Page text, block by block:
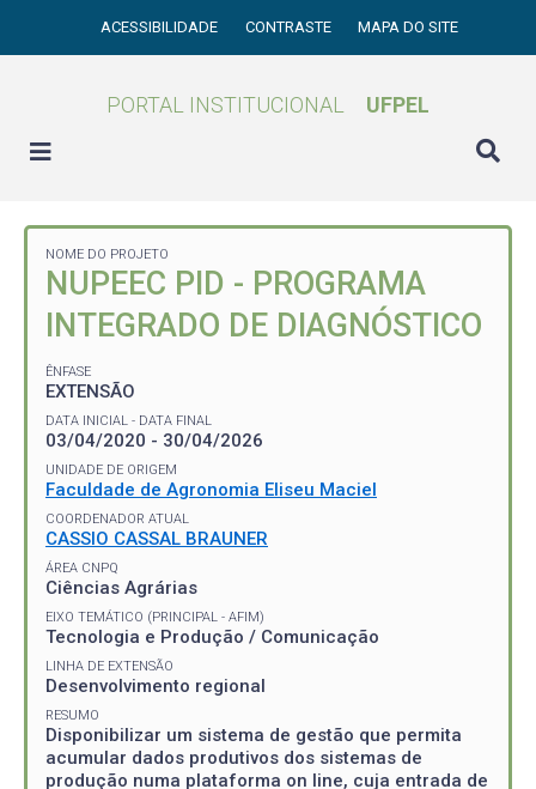
ACESSIBILIDADE CONTRASTE MAPA DO SITE
PORTAL INSTITUCIONAL UFPEL
NOME DO PROJETO
NUPEEC PID - PROGRAMA
INTEGRADO DE DIAGNÓSTICO
ÊNFASE
EXTENSÃO
DATA INICIAL - DATA FINAL
03/04/2020 - 30/04/2026
UNIDADE DE ORIGEM
Faculdade de Agronomia Eliseu Maciel
COORDENADOR ATUAL
CASSIO CASSAL BRAUNER
ÁREA CNPQ
Ciências Agrárias
EIXO TEMÁTICO (PRINCIPAL - AFIM)
Tecnologia e Produção / Comunicação
LINHA DE EXTENSÃO
Desenvolvimento regional
RESUMO
Disponibilizar um sistema de gestão que permita
acumular dados produtivos dos sistemas de
produção numa plataforma on line, cuja entrada de